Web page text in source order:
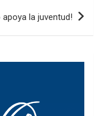
la juventud!